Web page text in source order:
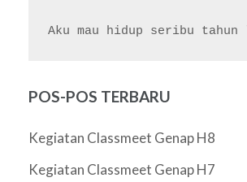
POS-POS TERBARU
Kegiatan Classmeet Genap H8
Kegiatan Classmeet Genap H7